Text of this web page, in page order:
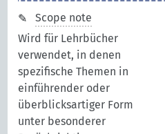
Scope note
Wird für Lehrbücher
verwendet, in denen
spezifische Themen in
einführender oder
überblicksartiger Form
unter besonderer